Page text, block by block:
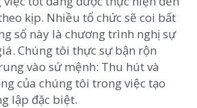
kịp. Nhiều tổ chức sẽ coi bất
số này là chương trình nghị sự
Chúng tôi thực sự bận rộn
vào sứ mệnh: Thu hút và
của chúng tôi trong việc tạo
lập đặc biệt.